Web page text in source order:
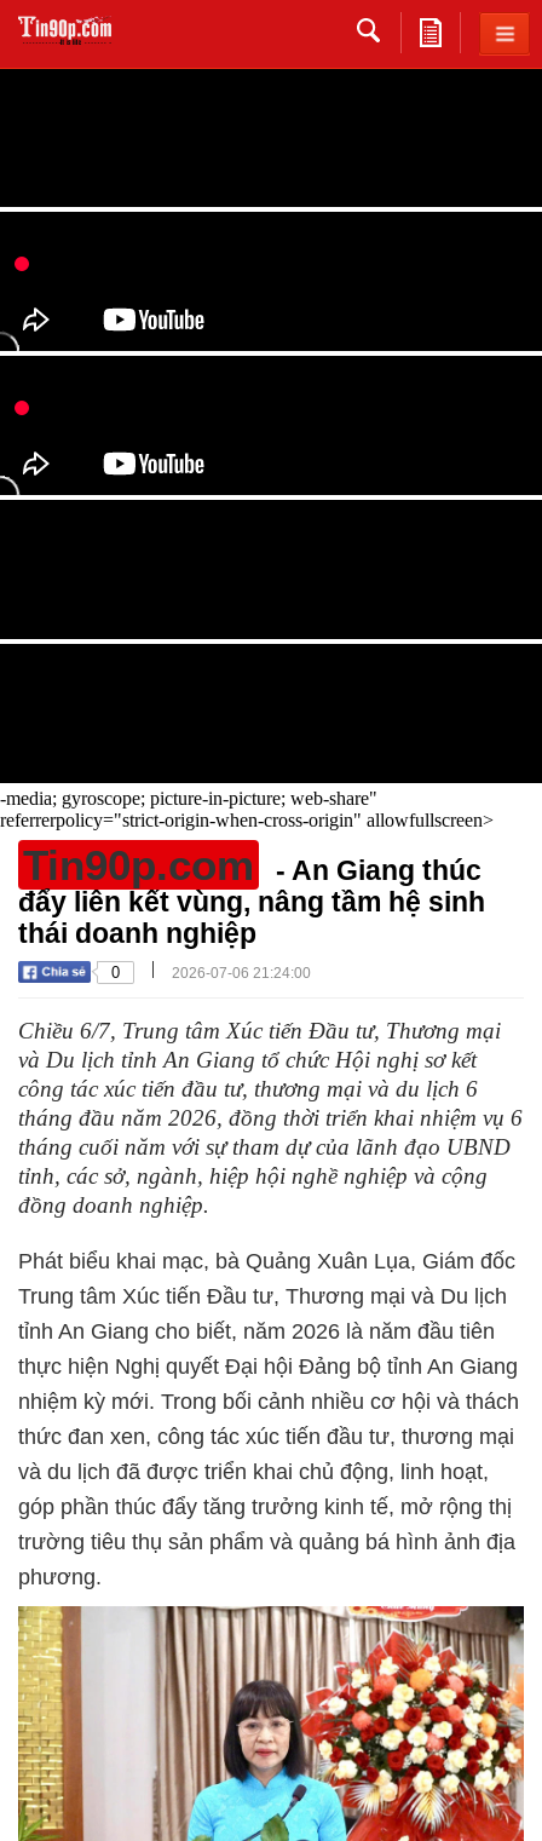
-media; gyroscope; picture-in-picture; web-share"
referrerpolicy="strict-origin-when-cross-origin" allowfullscreen>
Tin90p.com
- An Giang thúc
đẩy liên kết vùng, nâng tầm hệ sinh
thái doanh nghiệp
0 | 2026-07-06 21:24:00
Chiều 6/7, Trung tâm Xúc tiến Đầu tư, Thương mại
và Du lịch tỉnh An Giang tổ chức Hội nghị sơ kết
công tác xúc tiến đầu tư, thương mại và du lịch 6
tháng đầu năm 2026, đồng thời triển khai nhiệm vụ 6
tháng cuối năm với sự tham dự của lãnh đạo UBND
tỉnh, các sở, ngành, hiệp hội nghề nghiệp và cộng
đồng doanh nghiệp.
Phát biểu khai mạc, bà Quảng Xuân Lụa, Giám đốc
Trung tâm Xúc tiến Đầu tư, Thương mại và Du lịch
tỉnh An Giang cho biết, năm 2026 là năm đầu tiên
thực hiện Nghị quyết Đại hội Đảng bộ tỉnh An Giang
nhiệm kỳ mới. Trong bối cảnh nhiều cơ hội và thách
thức đan xen, công tác xúc tiến đầu tư, thương mại
và du lịch đã được triển khai chủ động, linh hoạt,
góp phần thúc đẩy tăng trưởng kinh tế, mở rộng thị
trường tiêu thụ sản phẩm và quảng bá hình ảnh địa
phương.